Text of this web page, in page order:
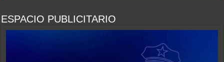
ESPACIO PUBLICITARIO